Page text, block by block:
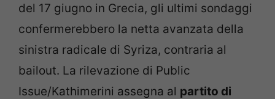
del 17 giugno in Grecia, gli ultimi sondaggi
confermerebbero la netta avanzata della
sinistra radicale di Syriza, contraria al
bailout. La rilevazione di Public
Issue/Kathimerini assegna al partito di